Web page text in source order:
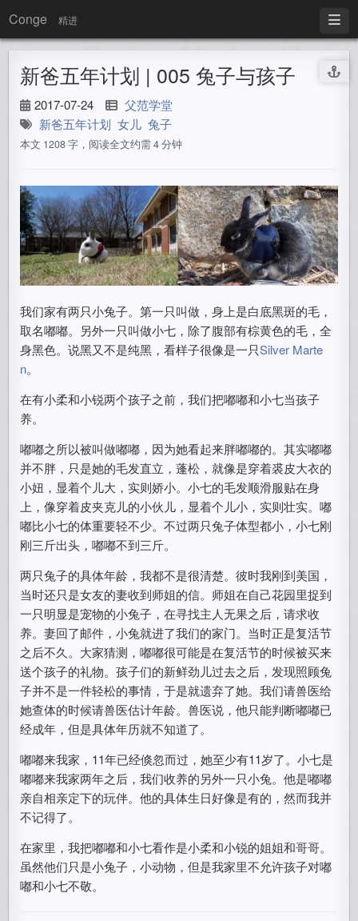
Conge 精进
新爸五年计划 | 005 兔子与孩子
2017-07-24
父范学堂
新爸五年计划 女儿 兔子
本文 1208 字，阅读全文约需 4 分钟
我们家有两只小兔子。第一只叫做，身上是白底黑斑的毛，
取名嘟嘟。另外一只叫做小七，除了腹部有棕黄色的毛，全
身黑色。说黑又不是纯黑，看样子很像是一只Silver Marte
n。
在有小柔和小锐两个孩子之前，我们把嘟嘟和小七当孩子
养。
嘟嘟之所以被叫做嘟嘟，因为她看起来胖嘟嘟的。其实嘟嘟
并不胖，只是她的毛发直立，蓬松，就像是穿着裘皮大衣的
小妞，显着个儿大，实则娇小。小七的毛发顺滑服贴在身
上，像穿着皮夹克儿的小伙儿，显着个儿小，实则壮实。嘟
嘟比小七的体重要轻不少。不过两只兔子体型都小，小七刚
刚三斤出头，嘟嘟不到三斤。
两只兔子的具体年龄，我都不是很清楚。彼时我刚到美国，
当时还只是女友的妻收到师姐的信。师姐在自己花园里捉到
一只明显是宠物的小兔子，在寻找主人无果之后，请求收
养。妻回了邮件，小兔就进了我们的家门。当时正是复活节
之后不久。大家猜测，嘟嘟很可能是在复活节的时候被买来
送个孩子的礼物。孩子们的新鲜劲儿过去之后，发现照顾兔
子并不是一件轻松的事情，于是就遗弃了她。我们请兽医给
她查体的时候请兽医估计年龄。兽医说，他只能判断嘟嘟已
经成年，但是具体年历就不知道了。
嘟嘟来我家，11年已经倏忽而过，她至少有11岁了。小七是
嘟嘟来我家两年之后，我们收养的另外一只小兔。他是嘟嘟
亲自相亲定下的玩伴。他的具体生日好像是有的，然而我并
不记得了。
在家里，我把嘟嘟和小七看作是小柔和小锐的姐姐和哥哥。
虽然他们只是小兔子，小动物，但是我家里不允许孩子对嘟
嘟和小七不敬。